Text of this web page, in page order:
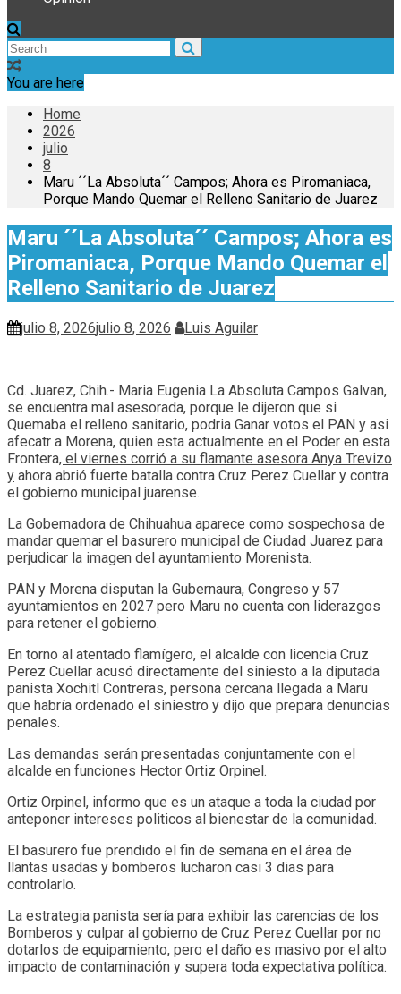
You are here
Home
2026
julio
8
Maru ´´La Absoluta´´ Campos; Ahora es Piromaniaca,
Porque Mando Quemar el Relleno Sanitario de Juarez
Maru ´´La Absoluta´´ Campos; Ahora es
Piromaniaca, Porque Mando Quemar el
Relleno Sanitario de Juarez
julio 8, 2026julio 8, 2026 Luis Aguilar
Cd. Juarez, Chih.- Maria Eugenia La Absoluta Campos Galvan,
se encuentra mal asesorada, porque le dijeron que si
Quemaba el relleno sanitario, podria Ganar votos el PAN y asi
afecatr a Morena, quien esta actualmente en el Poder en esta
Frontera, el viernes corrió a su flamante asesora Anya Trevizo
y ahora abrió fuerte batalla contra Cruz Perez Cuellar y contra
el gobierno municipal juarense.
La Gobernadora de Chihuahua aparece como sospechosa de
mandar quemar el basurero municipal de Ciudad Juarez para
perjudicar la imagen del ayuntamiento Morenista.
PAN y Morena disputan la Gubernaura, Congreso y 57
ayuntamientos en 2027 pero Maru no cuenta con liderazgos
para retener el gobierno.
En torno al atentado flamígero, el alcalde con licencia Cruz
Perez Cuellar acusó directamente del siniesto a la diputada
panista Xochitl Contreras, persona cercana llegada a Maru
que habría ordenado el siniestro y dijo que prepara denuncias
penales.
Las demandas serán presentadas conjuntamente con el
alcalde en funciones Hector Ortiz Orpinel.
Ortiz Orpinel, informo que es un ataque a toda la ciudad por
anteponer intereses politicos al bienestar de la comunidad.
El basurero fue prendido el fin de semana en el área de
llantas usadas y bomberos lucharon casi 3 dias para
controlarlo.
La estrategia panista sería para exhibir las carencias de los
Bomberos y culpar al gobierno de Cruz Perez Cuellar por no
dotarlos de equipamiento, pero el daño es masivo por el alto
impacto de contaminación y supera toda expectativa política.